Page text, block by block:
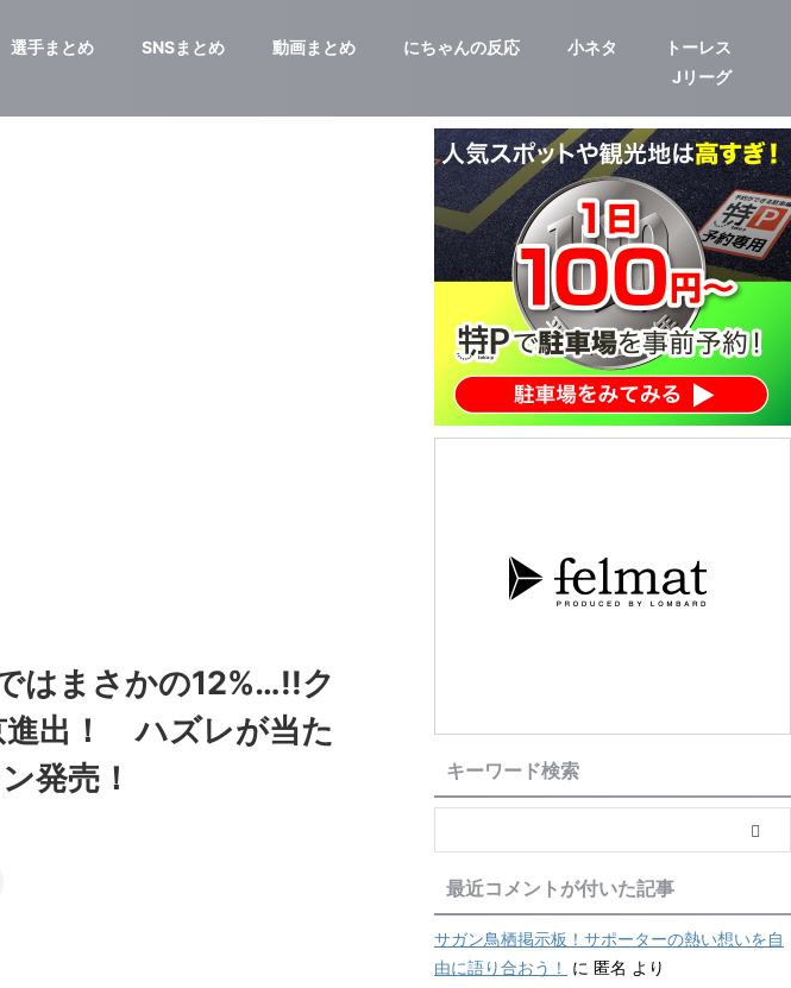
選手まとめ SNSまとめ 動画まとめ にちゃんの反応 小ネタ
トーレス
Jリーグ
はまさかの12%…!!ク
進出！ ハズレが当た
発売！
キーワード検索
最近コメントが付いた記事
サガン鳥栖掲示板！サポーターの熱い想いを自
由に語り合おう！
に 匿名 より